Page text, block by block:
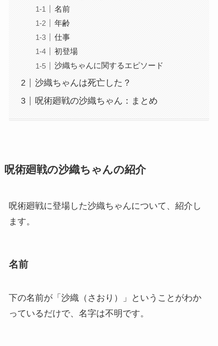
名前
年齢
仕事
初登場
沙織ちゃんに関するエピソード
沙織ちゃんは死亡した？
呪術廻戦の沙織ちゃん：まとめ
呪術廻戦の沙織ちゃんの紹介
呪術廻戦に登場した沙織ちゃんについて、紹介し
ます。
名前
下の名前が「沙織（さおり）」ということがわか
っているだけで、名字は不明です。